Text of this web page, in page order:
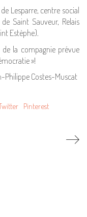
Lesparre, centre social
Saint Sauveur, Relais
Estèphe).
la compagnie prévue
»!
Philippe Costes-Muscat
Pinterest